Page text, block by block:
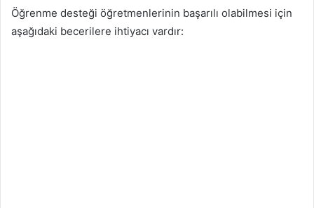
Öğrenme desteği öğretmenlerinin başarılı olabilmesi için
aşağıdaki becerilere ihtiyacı vardır: